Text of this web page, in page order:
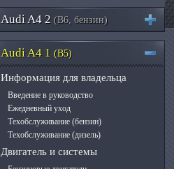
Audi A4 2 (B6, бензин)
Audi A4 1 (B5)
Информация для владельца
Введение в руководство
Ежедневный уход
Техобслуживание (бензин)
Техобслуживание (дизель)
Двигатель и системы